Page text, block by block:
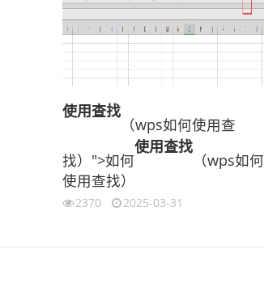
使用查找
（wps如何使用查
找）">如何
使用查找
（wps如何
使用查找）
2370 2025-03-31